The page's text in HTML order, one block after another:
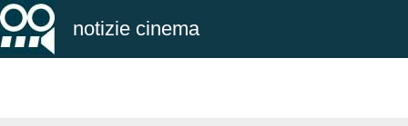
notizie cinema